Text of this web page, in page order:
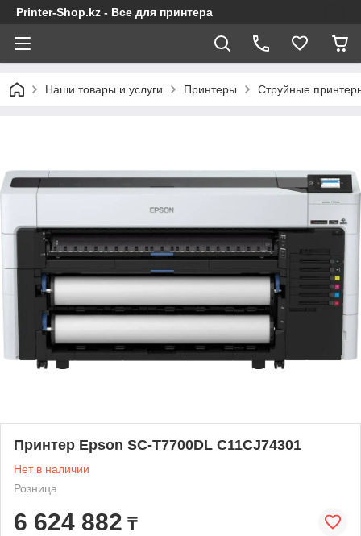
Printer-Shop.kz - Все для принтера
Наши товары и услуги Принтеры Струйные
Принтер Epson SC-T7700DL C11CJ74301
Нет в наличии
Розница
6 624 882 ₸